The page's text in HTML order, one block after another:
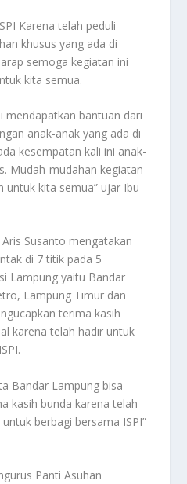
Karena telah peduli
khusus yang ada di
semoga kegiatan ini
kita semua.
mendapatkan bantuan dari
anak-anak yang ada di
kesempatan kali ini anak-
Mudah-mudahan kegiatan
untuk kita semua” ujar Ibu
Susanto mengatakan
di 7 titik pada 5
Lampung yaitu Bandar
Lampung Timur dan
terima kasih
karena telah hadir untuk
Bandar Lampung bisa
kasih bunda karena telah
berbagi bersama ISPI”
Panti Asuhan